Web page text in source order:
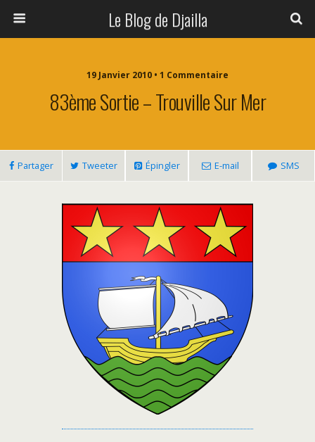
Le Blog de Djailla
19 Janvier 2010 • 1 Commentaire
83ème Sortie – Trouville Sur Mer
Partager Tweeter Épingler E-mail SMS